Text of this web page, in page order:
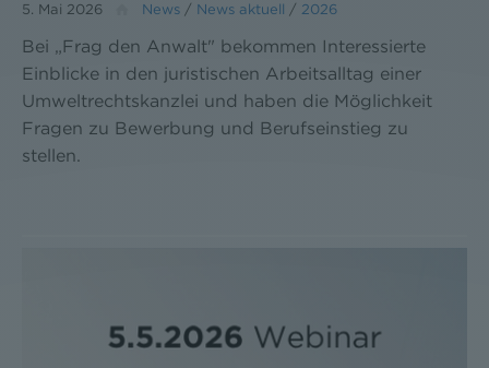
5. Mai 2026 News / News aktuell / 2026
Bei „Frag den Anwalt" bekommen Interessierte
Einblicke in den juristischen Arbeitsalltag einer
Umweltrechtskanzlei und haben die Möglichkeit
Fragen zu Bewerbung und Berufseinstieg zu
stellen.